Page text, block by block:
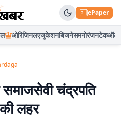
ePaper
ओरिजिनलएजुकेशनबिजनेसमनोरंजनटेकऑटो
चंद्रपति
लहर